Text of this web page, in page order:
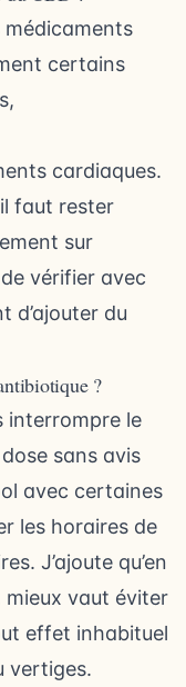
médicaments
certains
cardiaques.
faut rester
sur
vérifier avec
d’ajouter du
?
interrompre le
sans avis
avec certaines
les horaires de
J’ajoute qu’en
mieux vaut éviter
effet inhabituel
vertiges.